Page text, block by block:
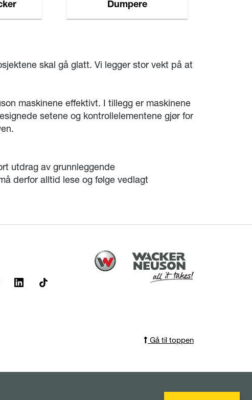
Dumpere
skal gå glatt. Vi legger stor vekt på at
maskinene effektivt. I tillegg er maskinene
setene og kontrollelementene gjør for
utdrag av grunnleggende
derfor alltid lese og følge vedlagt
Gå til toppen